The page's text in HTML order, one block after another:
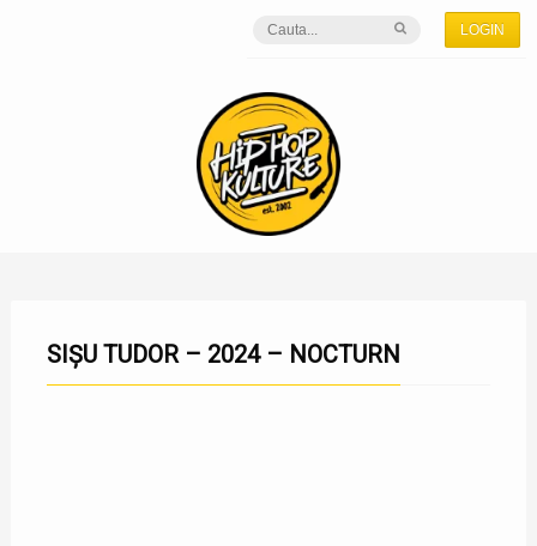
LOGIN
SIȘU TUDOR – 2024 – NOCTURN